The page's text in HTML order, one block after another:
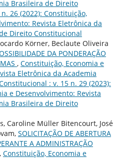
Brasileira de Direito
26 (2022): Constituição,
Revista Eletrônica da
Direito Constitucional
Körner, Beclaute Oliveira
DA PONDERAÇÃO
, Constituição, Economia e
Eletrônica da Academia
: v. 15 n. 29 (2023):
e Desenvolvimento: Revista
Brasileira de Direito
Caroline Müller Bitencourt, José
SOLICITAÇÃO DE ABERTURA
A ADMINISTRAÇÃO
, Constituição, Economia e